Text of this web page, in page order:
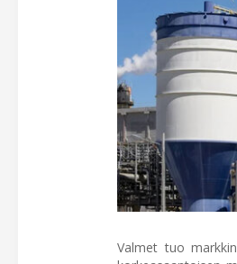
Valmet tuo